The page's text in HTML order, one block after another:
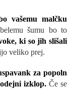
vašemu malčku
šumu bo to
ki so jih slišali
veliko prej.
za popoln
izklop. Če se